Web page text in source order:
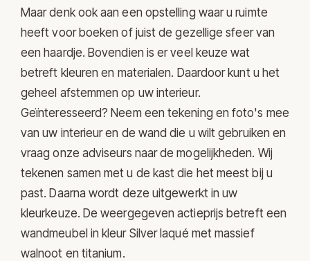
Maar denk ook aan een opstelling waar u ruimte
heeft voor boeken of juist de gezellige sfeer van
een haardje. Bovendien is er veel keuze wat
betreft kleuren en materialen. Daardoor kunt u het
geheel afstemmen op uw interieur.
Geïnteresseerd? Neem een tekening en foto's mee
van uw interieur en de wand die u wilt gebruiken en
vraag onze adviseurs naar de mogelijkheden. Wij
tekenen samen met u de kast die het meest bij u
past. Daarna wordt deze uitgewerkt in uw
kleurkeuze. De weergegeven actieprijs betreft een
wandmeubel in kleur Silver laqué met massief
walnoot en titanium.